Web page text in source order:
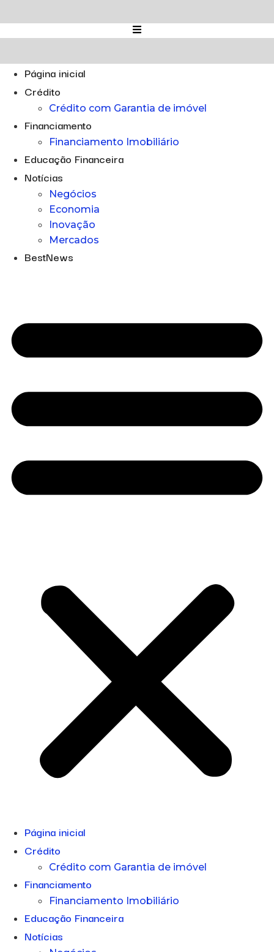
para
o
Página inicial
Crédito
Crédito com Garantia de imóvel
Financiamento
Financiamento Imobiliário
Educação Financeira
Notícias
Negócios
Economia
Inovação
Mercados
BestNews
Página inicial
Crédito
Crédito com Garantia de imóvel
Financiamento
Financiamento Imobiliário
Educação Financeira
Notícias